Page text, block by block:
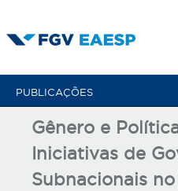
para
PUBLICAÇÕES
Gênero e
Iniciativas de
Subnacionais no